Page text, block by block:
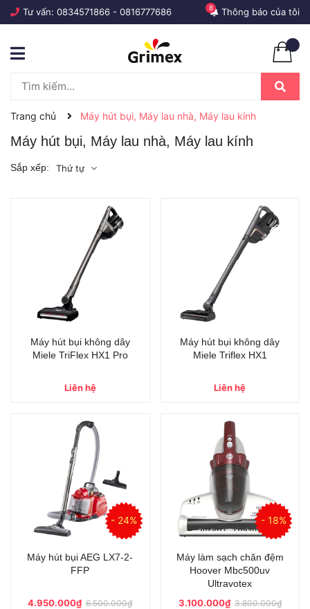
Tư vấn: 0834571866 - 0816777686 Thông báo của tôi
8
Trang chủ Máy hút bụi, Máy lau nhà, Máy lau kính
Máy hút bụi, Máy lau nhà, Máy lau kính
Sắp xếp: Thứ tự
Máy hút bụi không dây
Miele TriFlex HX1 Pro
Liên hệ
Máy hút bụi không dây
Miele Triflex HX1
Liên hệ
- 24%
Máy hút bụi AEG LX7-2-
FFP
4.950.000₫6.500.000₫
- 18%
Máy làm sạch chăn đệm
Hoover Mbc500uv
Ultravotex
3.100.000₫ 3.800.000₫